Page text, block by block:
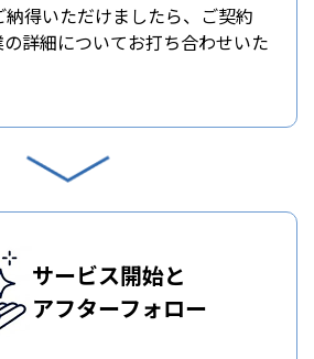
得いただけましたら、ご契約
詳細についてお打ち合わせいた
サービス開始と
アフターフォロー